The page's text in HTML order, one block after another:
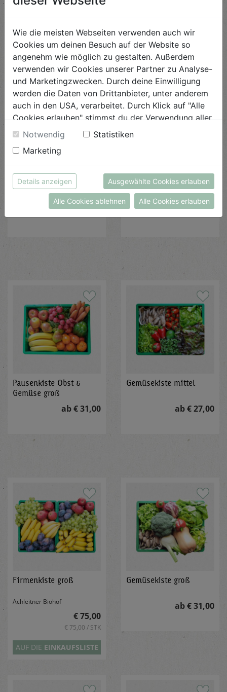
Pausenkiste Obst &
Gemüse klein
ab € 23,00
Pausenkiste Obst &
Gemüse mittel
ab € 27,00
Pausenkiste Obst &
Gemüse groß
ab € 31,00
Gemüsekiste mittel
ab € 27,00
Firmenkiste groß
Achleitner Biohof
€ 75,00
€ 75,00 / STK
AUF DIE EINKAUFSLISTE
Gemüsekiste groß
ab € 31,00
Wie die meisten Webseiten verwenden auch wir
Cookies um deinen Besuch auf der Website so
angenehm wie möglich zu gestalten. Außerdem
verwenden wir Cookies unserer Partner zu Analyse-
und Marketingzwecken. Durch deine Einwilligung
werden die Daten von Drittanbieter, unter anderem
auch in den USA, verarbeitet. Durch Klick auf "Alle
Cookies erlauben" stimmst du der Verwendung aller
Cookies zu. Unter "Details anzeigen" findest du alle
Infos zu den unterschiedlichen Cookies, du kannst
auch entscheiden, welche Cookies du erlauben
möchtest.
Weitere Informationen findest du in unserer
Datenschutzerklärungbzw. imImpressum
Notwendig
Statistiken
Marketing
Details anzeigen Ausgewählte Cookies erlauben
Alle Cookies ablehnen Alle Cookies erlauben